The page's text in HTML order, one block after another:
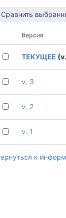
Версия
ТЕКУЩЕЕ
v. 3
v. 2
v. 1
к